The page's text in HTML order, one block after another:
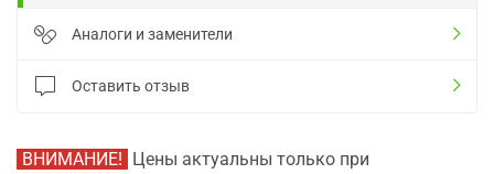
Аналоги и заменители
Оставить отзыв
ВНИМАНИЕ! Цены актуальны только при